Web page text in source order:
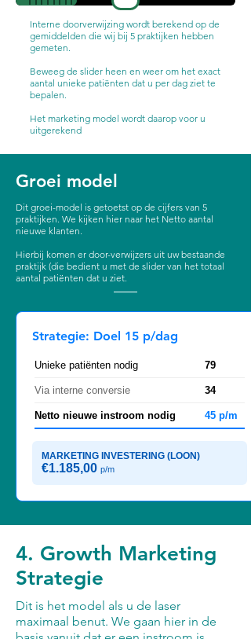
Interne doorverwijzing wordt berekend op de
gemiddelden die wij bij 5 praktijken hebben
gemeten.
Beweeg de slider heen en weer om het exact
aantal unieke patiënten dat u per dag ziet te
bepalen.
Het marketing model wordt daarop voor u
uitgerekend
Groei model
Dit groei-model is getoetst op de cijfers van 5
praktijken. We kijken hier naar het Netto aantal
nieuwe klanten.
Hierbij komen er door-verwijzers uit uw bestaande
praktijk (die bedient u met de slider van het totaal
aantal patiënten dat u ziet.
Strategie: Doel 15 p/dag
Unieke patiënten nodig 79
Via interne conversie 34
Netto nieuwe instroom nodig 45 p/m
MARKETING INVESTERING (LOON)
€1.185,00 p/m
4. Growth Marketing
Strategie
Dit is het model als u de laser
maximaal benut. We gaan hier in de